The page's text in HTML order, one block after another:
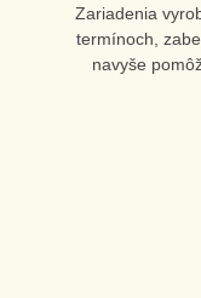
Zariadenia
termínoch,
navyše